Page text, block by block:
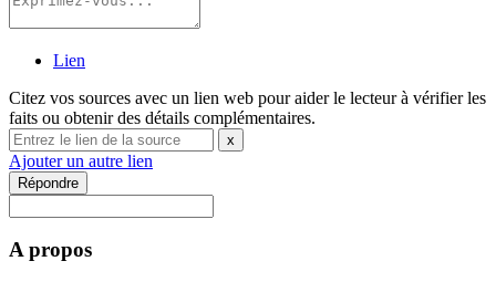
Lien
Citez vos sources avec un lien web pour aider le lecteur à vérifier les
faits ou obtenir des détails complémentaires.
x
Ajouter un autre lien
Répondre
A propos